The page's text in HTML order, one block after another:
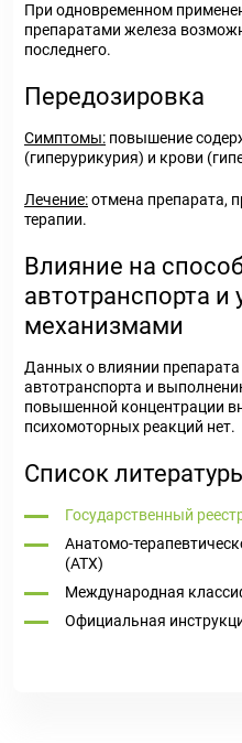
При одновременном
препаратами железа
последнего.
Передозировка
Симптомы: повышение
(гиперурикурия) и крови
Лечение:отмена препарата,
терапии.
Влияние на
автотранспорта
механизмами
Данных о влиянии
автотранспорта и
повышенной концентрации
психомоторных реакций нет.
Список
Государственный
Анатомо-
(ATX)
Международная
Официальная